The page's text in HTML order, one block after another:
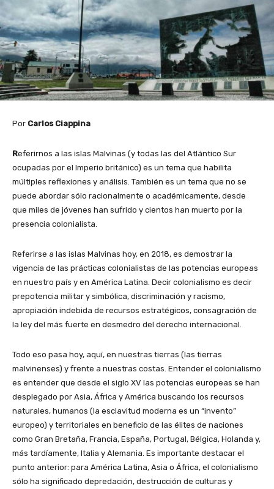
Por Carlos Ciappina
Referirnos a las islas Malvinas (y todas las del Atlántico Sur
ocupadas por el Imperio británico) es un tema que habilita
múltiples reflexiones y análisis. También es un tema que no se
puede abordar sólo racionalmente o académicamente, desde
que miles de jóvenes han sufrido y cientos han muerto por la
presencia colonialista.
Referirse a las islas Malvinas hoy, en 2018, es demostrar la
vigencia de las prácticas colonialistas de las potencias europeas
en nuestro país y en América Latina. Decir colonialismo es decir
prepotencia militar y simbólica, discriminación y racismo,
apropiación indebida de recursos estratégicos, consagración de
la ley del más fuerte en desmedro del derecho internacional.
Todo eso pasa hoy, aquí, en nuestras tierras (las tierras
malvinenses) y frente a nuestras costas. Entender el colonialismo
es entender que desde el siglo XV las potencias europeas se han
desplegado por Asia, África y América buscando los recursos
naturales, humanos (la esclavitud moderna es un “invento”
europeo) y territoriales en beneficio de las élites de naciones
como Gran Bretaña, Francia, España, Portugal, Bélgica, Holanda y,
más tardíamente, Italia y Alemania. Es importante destacar el
punto anterior: para América Latina, Asia o África, el colonialismo
sólo ha significado depredación, destrucción de culturas y